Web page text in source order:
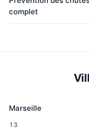
complet
Marseille
13